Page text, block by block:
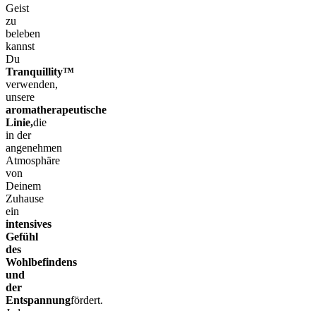
Geist
zu
beleben
kannst
Du
Tranquillity™
verwenden,
unsere
aromatherapeutische
Linie,die
in der
angenehmen
Atmosphäre
von
Deinem
Zuhause
ein
intensives
Gefühl
des
Wohlbefindens
und
der
Entspannungfördert.